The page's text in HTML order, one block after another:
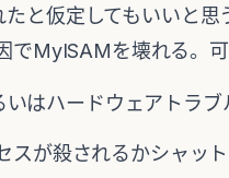
と仮定してもいいと
でMyISAMを壊れる。
はハードウェアトラブ
が殺されるかシャット